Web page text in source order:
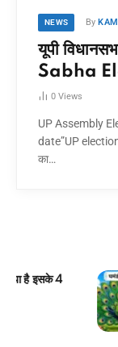
NEWS By
यूपी
Sabha
0 Views
UP Assembly
date”UP
का…